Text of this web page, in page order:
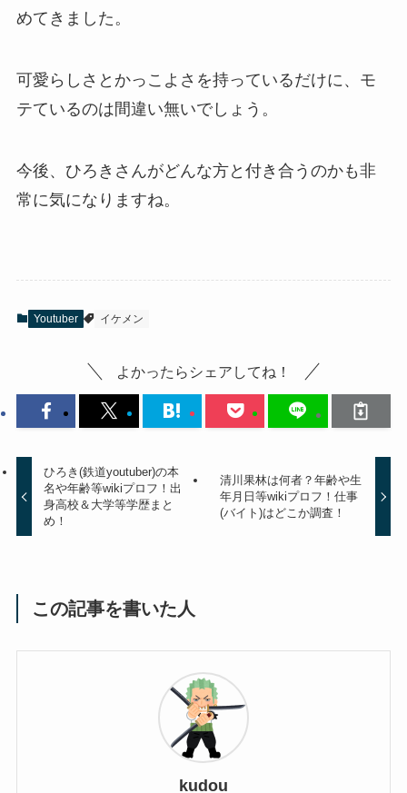
めてきました。
可愛らしさとかっこよさを持っているだけに、モ
テているのは間違い無いでしょう。
今後、ひろきさんがどんな方と付き合うのかも非
常に気になりますね。
Youtuber イケメン
よかったらシェアしてね！
ひろき(鉄道youtuber)の本
名や年齢等wikiプロフ！出
身高校＆大学等学歴まと
め！
清川果林は何者？年齢や生
年月日等wikiプロフ！仕事
(バイト)はどこか調査！
この記事を書いた人
kudou